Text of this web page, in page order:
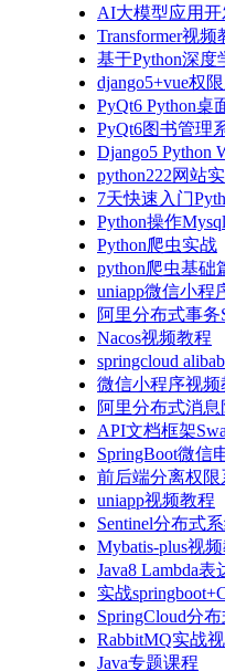
AI大模型应用开
Transformer视
基于Python深度
django5+vue权
PyQt6 Python桌
PyQt6图书管理
Django5 Python
python222网站
7天快速入门
Python操作
Python爬虫实战
python爬虫基础
uniapp微信小程
阿里分布式事务
Nacos视频教程
springcloud
微信小程序视频
阿里分布式消
API文档框架
SpringBoot微信
前后端分离权限
uniapp视频教程
Sentinel分布式
Mybatis-plus视
Java8 Lambda
实战
SpringCloud分
RabbitMQ实战
Java专题课程